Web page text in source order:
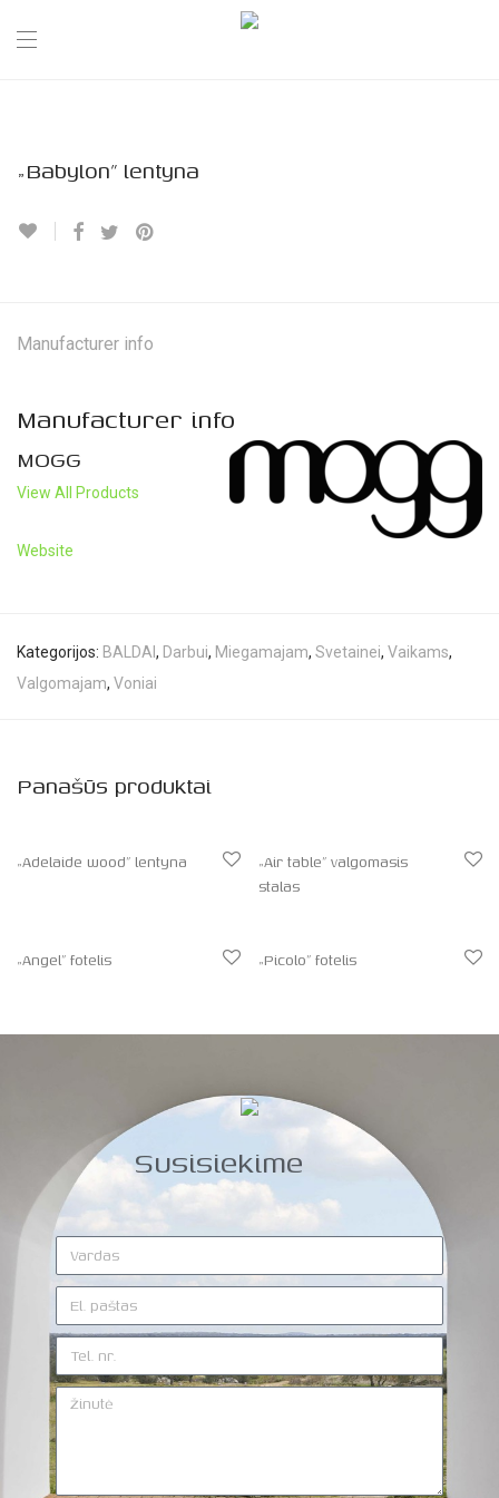
„Babylon” lentyna
Manufacturer info
Manufacturer info
MOGG
View All Products
Website
Kategorijos: BALDAI , Darbui, Miegamajam, Svetainei, Vaikams,
Valgomajam, Voniai
Panašūs produktai
„Adelaide wood” lentyna
„Air table” valgomasis
stalas
„Angel” fotelis „Picolo” fotelis
Susisiekime